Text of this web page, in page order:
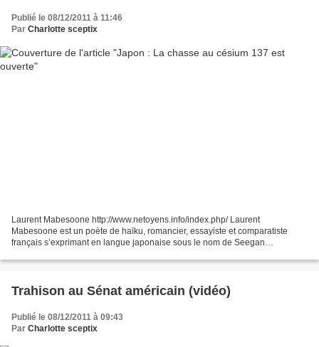
Publié le 08/12/2011 à 11:46
Par Charlotte sceptix
Laurent Mabesoone http://www.netoyens.info/index.php/ Laurent
Mabesoone est un poète de haïku, romancier, essayiste et comparatiste
français s’exprimant en langue japonaise sous le nom de Seegan
Trahison au Sénat américain (vidéo)
Publié le 08/12/2011 à 09:43
Par Charlotte sceptix